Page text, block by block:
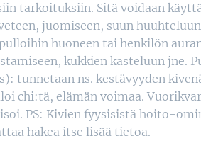
tarkoituksiin. Sitä voidaan
juomiseen, suun
huoneen tai henkilön
kukkien kasteluun jne.
tunnetaan ns. kestävyyden
chi:tä, elämän voimaa.
PS: Kivien fyysisistä hoito-
hakea itse lisää tietoa.